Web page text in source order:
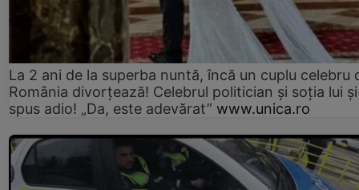
La 2 ani de la superba nuntă, încă un cuplu celebru
România divorțează! Celebrul politician și soția lui
spus adio! „Da, este adevărat” www.unica.ro